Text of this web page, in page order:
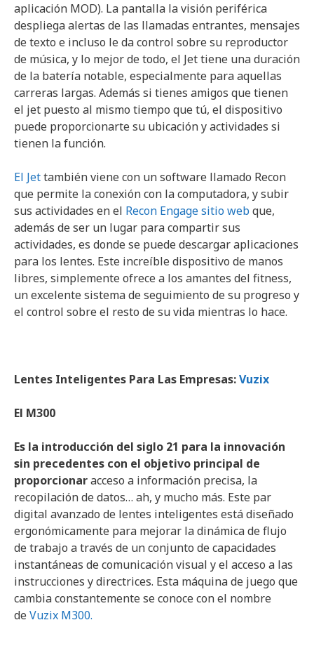
aplicación MOD). La pantalla la visión periférica
despliega alertas de las llamadas entrantes, mensajes
de texto e incluso le da control sobre su reproductor
de música, y lo mejor de todo, el Jet tiene una duración
de la batería notable, especialmente para aquellas
carreras largas. Además si tienes amigos que tienen
el jet puesto al mismo tiempo que tú, el dispositivo
puede proporcionarte su ubicación y actividades si
tienen la función.
El Jettambién viene con un software llamado Recon
que permite la conexión con la computadora, y subir
sus actividades en el Recon Engage sitio webque,
además de ser un lugar para compartir sus
actividades, es donde se puede descargar aplicaciones
para los lentes. Este increíble dispositivo de manos
libres, simplemente ofrece a los amantes del fitness,
un excelente sistema de seguimiento de su progreso y
el control sobre el resto de su vida mientras lo hace.
Lentes Inteligentes Para Las Empresas:Vuzix
El M300
Es la introducción del siglo 21 para la innovación
sin precedentes con el objetivo principal de
proporcionaracceso a información precisa, la
recopilación de datos… ah, y mucho más. Este par
digital avanzado de lentes inteligentes está diseñado
ergonómicamente para mejorar la dinámica de flujo
de trabajo a través de un conjunto de capacidades
instantáneas de comunicación visual y el acceso a las
instrucciones y directrices. Esta máquina de juego que
cambia constantemente se conoce con el nombre
deVuzix M300.